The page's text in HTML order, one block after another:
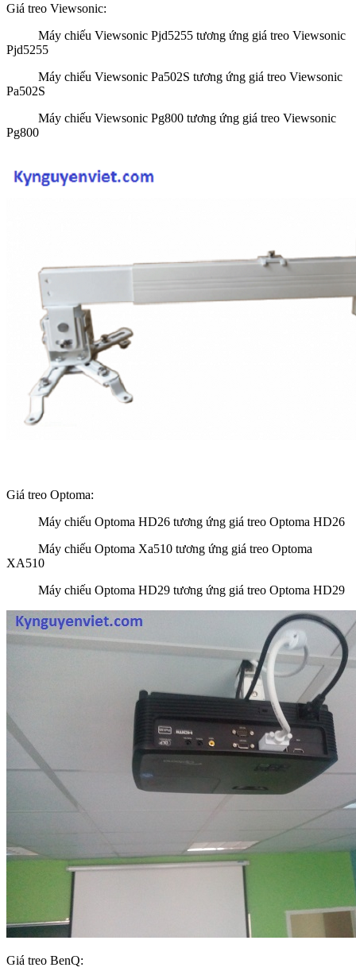
Giá treo Viewsonic:
Máy chiếu Viewsonic Pjd5255 tương ứng giá treo Viewsonic
Pjd5255
Máy chiếu Viewsonic Pa502S tương ứng giá treo Viewsonic
Pa502S
Máy chiếu Viewsonic Pg800 tương ứng giá treo Viewsonic
Pg800
Giá treo Optoma:
Máy chiếu Optoma HD26 tương ứng giá treo Optoma HD26
Máy chiếu Optoma Xa510 tương ứng giá treo Optoma
XA510
Máy chiếu Optoma HD29 tương ứng giá treo Optoma HD29
Giá treo BenQ: